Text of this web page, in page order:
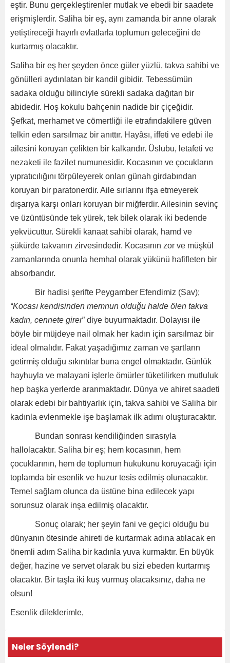
eştir. Bunu gerçekleştirenler mutlak ve ebedi bir saadete
erişmişlerdir. Saliha bir eş, aynı zamanda bir anne olarak
yetiştireceği hayırlı evlatlarla toplumun geleceğini de
kurtarmış olacaktır.
Saliha bir eş her şeyden önce güler yüzlü, takva sahibi ve
gönülleri aydınlatan bir kandil gibidir. Tebessümün
sadaka olduğu bilinciyle sürekli sadaka dağıtan bir
abidedir. Hoş kokulu bahçenin nadide bir çiçeğidir.
Şefkat, merhamet ve cömertliği ile etrafındakilere güven
telkin eden sarsılmaz bir anıttır. Hayâsı, iffeti ve edebi ile
ailesini koruyan çelikten bir kalkandır. Üslubu, letafeti ve
nezaketi ile fazilet numunesidir. Kocasının ve çocukların
yıpratıcılığını törpüleyerek onları günah girdabından
koruyan bir paratonerdir. Aile sırlarını ifşa etmeyerek
dışarıya karşı onları koruyan bir miğferdir. Ailesinin sevinç
ve üzüntüsünde tek yürek, tek bilek olarak iki bedende
yekvücuttur. Sürekli kanaat sahibi olarak, hamd ve
şükürde takvanın zirvesindedir. Kocasının zor ve müşkül
zamanlarında onunla hemhal olarak yükünü hafifleten bir
absorbandır.
Bir hadisi şerifte Peygamber Efendimiz (Sav);
“Kocası kendisinden memnun olduğu halde ölen takva
kadın, cennete girer” diye buyurmaktadır. Dolayısı ile
böyle bir müjdeye nail olmak her kadın için sarsılmaz bir
ideal olmalıdır. Fakat yaşadığımız zaman ve şartların
getirmiş olduğu sıkıntılar buna engel olmaktadır. Günlük
hayhuyla ve malayani işlerle ömürler tüketilirken mutluluk
hep başka yerlerde aranmaktadır. Dünya ve ahiret saadeti
olarak edebi bir bahtiyarlık için, takva sahibi ve Saliha bir
kadınla evlenmekle işe başlamak ilk adımı oluşturacaktır.
Bundan sonrası kendiliğinden sırasıyla
hallolacaktır. Saliha bir eş; hem kocasının, hem
çocuklarının, hem de toplumun hukukunu koruyacağı için
toplamda bir esenlik ve huzur tesis edilmiş olunacaktır.
Temel sağlam olunca da üstüne bina edilecek yapı
sorunsuz olarak inşa edilmiş olacaktır.
Sonuç olarak; her şeyin fani ve geçici olduğu bu
dünyanın ötesinde ahireti de kurtarmak adına atılacak en
önemli adım Saliha bir kadınla yuva kurmaktır. En büyük
değer, hazine ve servet olarak bu sizi ebeden kurtarmış
olacaktır. Bir taşla iki kuş vurmuş olacaksınız, daha ne
olsun!
Esenlik dileklerimle,
Neler Söylendi?